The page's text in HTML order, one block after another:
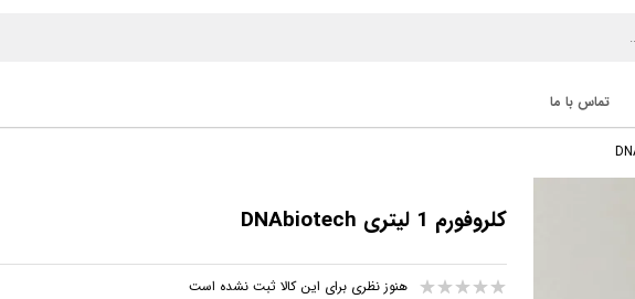
تماس با ما
کلروفورم 1 لیتری DNAbiotech
هنوز نظری برای این کالا ثبت نشده است